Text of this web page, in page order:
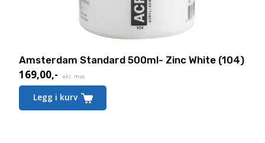
Amsterdam Standard 500ml- Zinc White (104)
169,00,- eks. mva.
Legg i kurv